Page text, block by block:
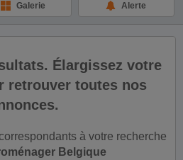
Galerie Alerte
Élargissez votre
retrouver toutes nos
à votre recherche
Belgique